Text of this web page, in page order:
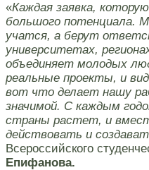
«Каждая заявка,
большого потенциала.
учатся, а берут
университетах,
объединяет молодых
реальные проекты, и
вот что делает нашу
значимой. Скаждым
страны растет, и
действовать и
Всероссийского
Епифанова.